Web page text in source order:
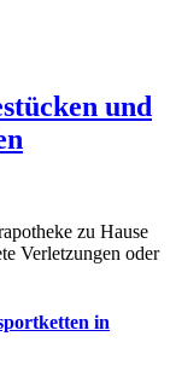
und
zu Hause
Verletzungen oder
in